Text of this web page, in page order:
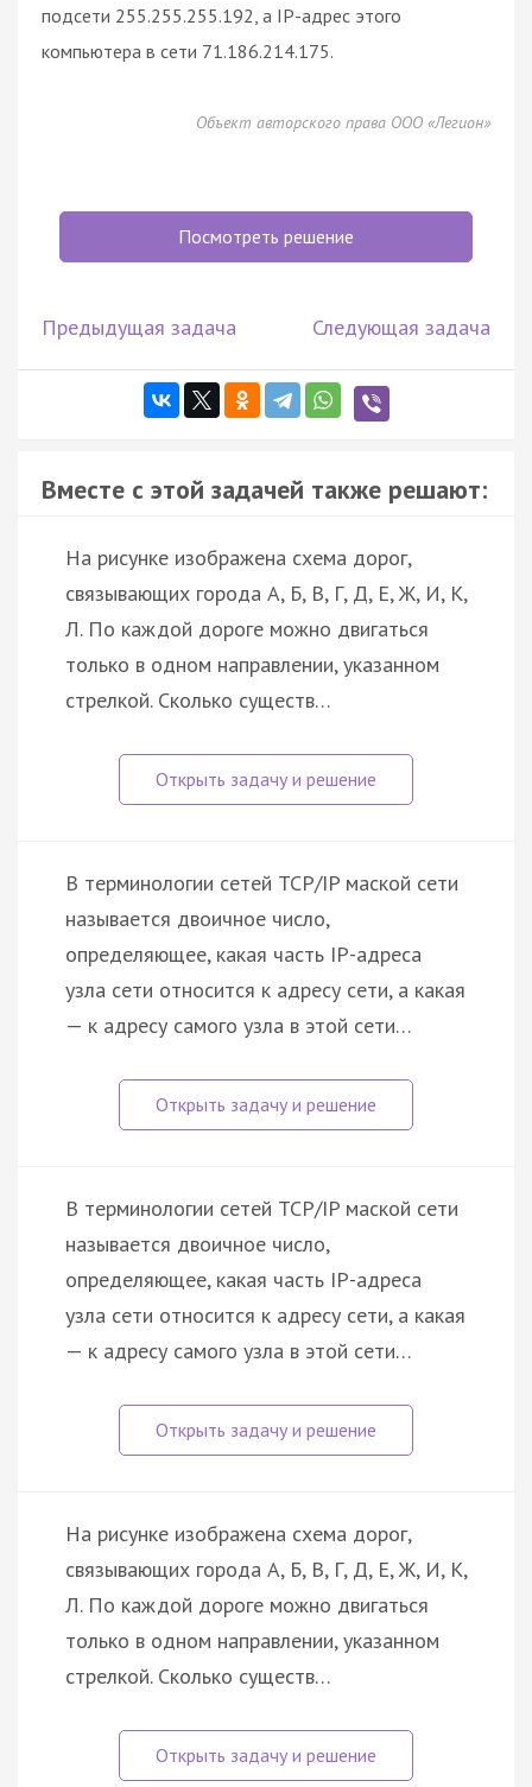
подсети 255.255.255.192, а IP-адрес этого
компьютера в сети 71.186.214.175.
Объект авторского права ООО «Легион»
Посмотреть решение
Предыдущая задача Следующая задача
Вместе с этой задачей также решают:
На рисунке изображена схема дорог,
связывающих города А, Б, В, Г, Д, Е, Ж, И, К,
Л. По каждой дороге можно двигаться
только в одном направлении, указанном
стрелкой. Сколько существ…
В терминологии сетей TCP/IP маской сети
называется двоичное число,
определяющее, какая часть IP-адреса
узла сети относится к адресу сети, а какая
— к адресу самого узла в этой сети…
В терминологии сетей TCP/IP маской сети
называется двоичное число,
определяющее, какая часть IP-адреса
узла сети относится к адресу сети, а какая
— к адресу самого узла в этой сети…
На рисунке изображена схема дорог,
связывающих города А, Б, В, Г, Д, Е, Ж, И, К,
Л. По каждой дороге можно двигаться
только в одном направлении, указанном
стрелкой. Сколько существ…